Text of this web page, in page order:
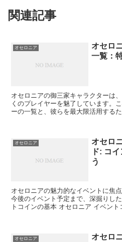
関連記事
オセロニア
オセロ
一覧：
オセロニアの御三家キャラクターは
くのプレイヤーを魅了しています。
ーの一覧と、彼らを最大限活用する
オセロニア
オセロ
ド: コ
う
オセロニアの魅力的なイベントに焦
今後のイベント予定まで、深掘りし
トコインの基本 オセロニア イベント
オセロニア オセロ